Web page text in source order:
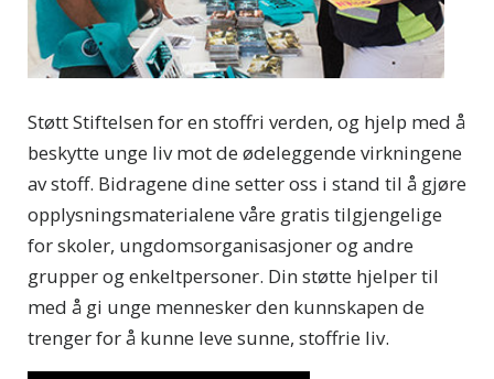
Støtt Stiftelsen for en stoffri verden, og hjelp med å
beskytte unge liv mot de ødeleggende virkningene
av stoff. Bidragene dine setter oss i stand til å gjøre
opplysningsmaterialene våre gratis tilgjengelige
for skoler, ungdomsorganisasjoner og andre
grupper og enkeltpersoner. Din støtte hjelper til
med å gi unge mennesker den kunnskapen de
trenger for å kunne leve sunne, stoffrie liv.